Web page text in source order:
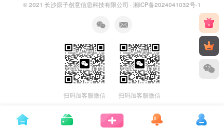
© 2021 长沙原子创意信息科技有限公司 · 湘ICP备2024041032号-1
扫码加客服微信 扫码加客服微信